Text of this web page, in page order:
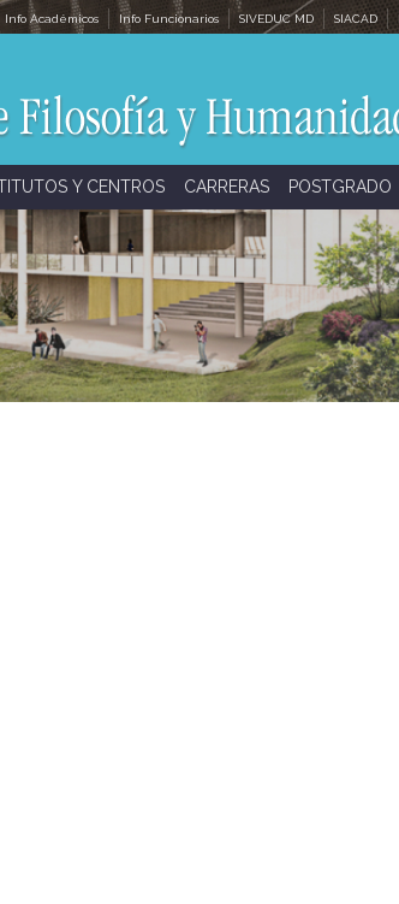
Info Académicos Info Funcionarios SIVEDUC MD SIACAD
Y CENTROS CARRERAS POSTGRADO